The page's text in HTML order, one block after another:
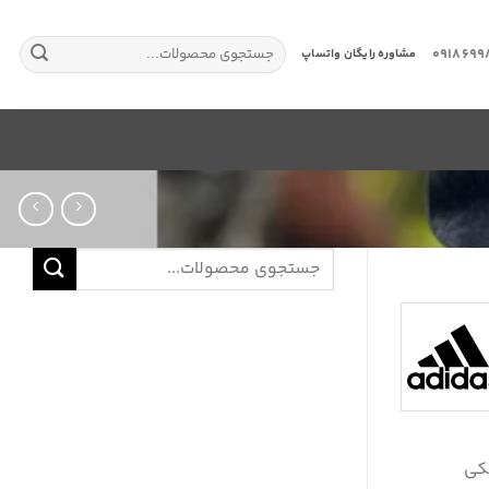
مشاوره رایگان واتساپ
جستجو
برای:
جستجو
برای: